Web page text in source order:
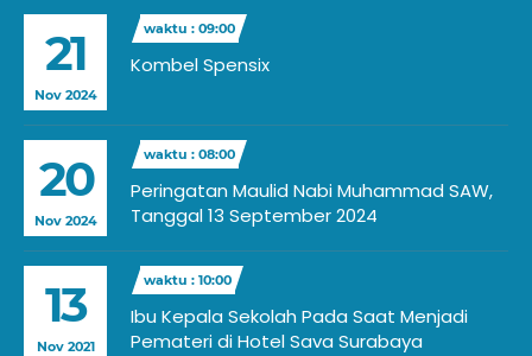
21
Nov 2024
waktu : 09:00
Kombel Spensix
20
Nov 2024
waktu : 08:00
Peringatan Maulid Nabi Muhammad SAW,
Tanggal 13 September 2024
13
Nov 2021
waktu : 10:00
Ibu Kepala Sekolah Pada Saat Menjadi
Pemateri di Hotel Sava Surabaya